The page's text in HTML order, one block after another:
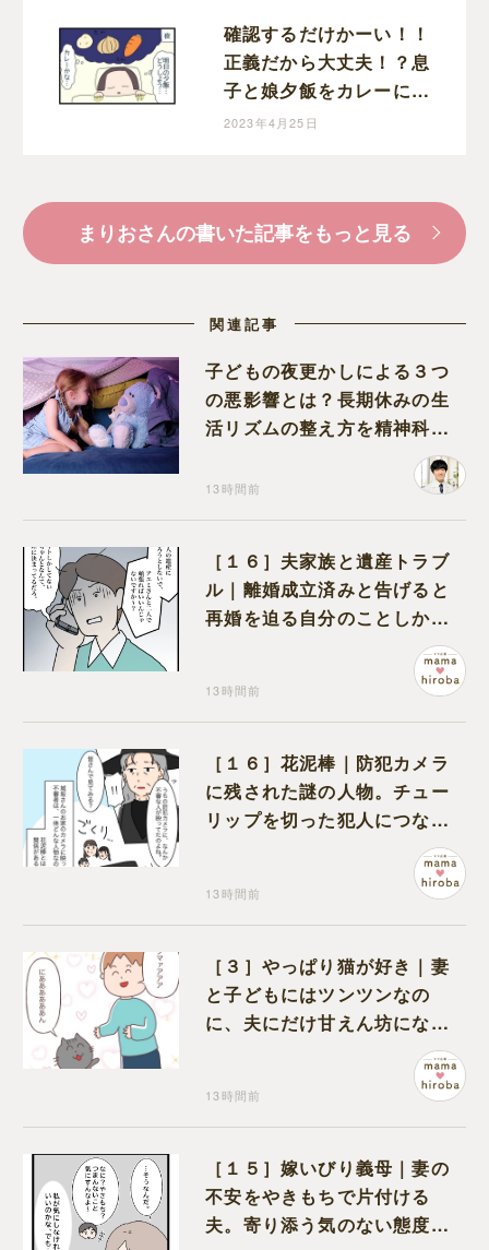
確認するだけかーい！！
正義だから大丈夫！？息
子と娘夕飯をカレーにし
ようと決めた夜｜まりお
2023年4月25日
まりおさんの書いた記事をもっと見る
関連記事
子どもの夜更かしによる３つ
の悪影響とは？長期休みの生
活リズムの整え方を精神科医
13時間前
［１６］夫家族と遺産トラブ
ル｜離婚成立済みと告げると
再婚を迫る自分のことしか考
13時間前
［１６］花泥棒｜防犯カメラ
に残された謎の人物。チュー
リップを切った犯人につなが
る証拠になるのか期待する
13時間前
［３］やっぱり猫が好き｜妻
と子どもにはツンツンなの
に、夫にだけ甘えん坊になる
13時間前
［１５］嫁いびり義母｜妻の
不安をやきもちで片付ける
夫。寄り添う気のない態度に